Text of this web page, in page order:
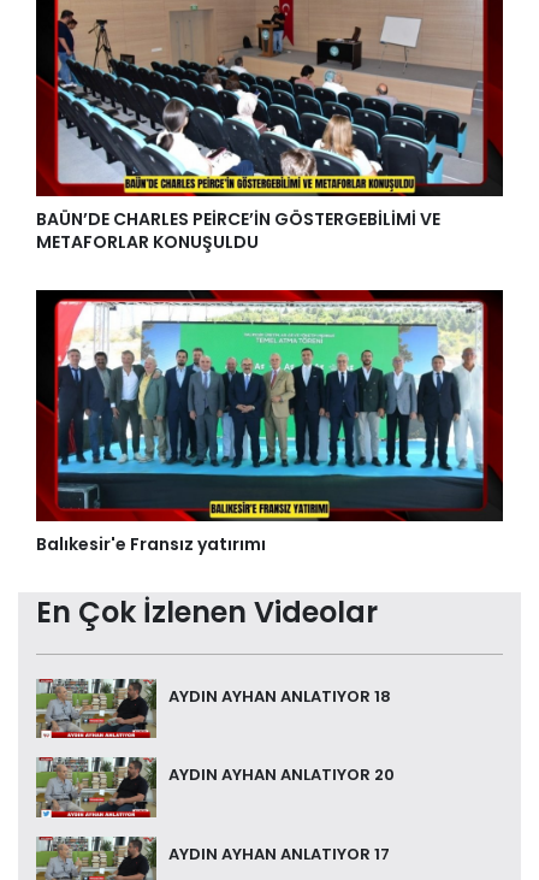
BAÜN’DE CHARLES PEİRCE’İN GÖSTERGEBİLİMİ VE
METAFORLAR KONUŞULDU
Balıkesir'e Fransız yatırımı
En Çok İzlenen Videolar
AYDIN AYHAN ANLATIYOR 18
AYDIN AYHAN ANLATIYOR 20
AYDIN AYHAN ANLATIYOR 17